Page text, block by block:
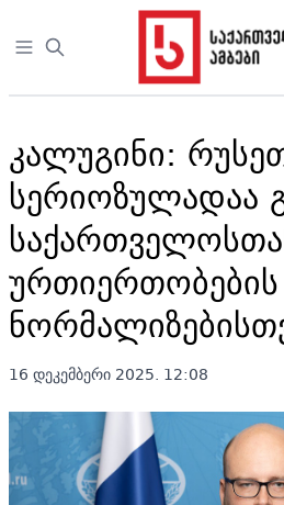
Open sidebar
კალუგინი:
სერიოზულადაა
ურთიერთობების
16 დეკემბერი 2025. 12:08